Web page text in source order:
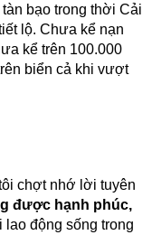
bạo trong thời Cải
lộ. Chưa kể nạn
kể trên 100.000
biển cả khi vượt
chợt nhớ lời tuyên
được hạnh phúc,
động sống trong